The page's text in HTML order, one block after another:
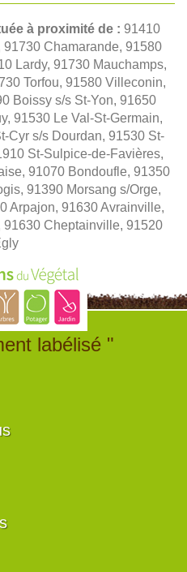
à proximité de : 91410
Chamarande, 91580
Lardy, 91730 Mauchamps,
Torfou, 91580 Villeconin,
Boissy s/s St-Yon, 91650
91530 Le Val-St-Germain,
Cyr s/s Dourdan, 91530 St-
St-Sulpice-de-Favières,
91070 Bondoufle, 91350
91390 Morsang s/Orge,
Arpajon, 91630 Avrainville,
Cheptainville, 91520
labélisé "